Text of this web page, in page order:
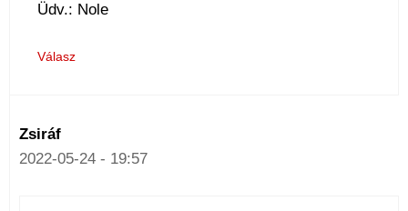
Üdv.: Nole
Válasz
Zsiráf
2022-05-24 - 19:57